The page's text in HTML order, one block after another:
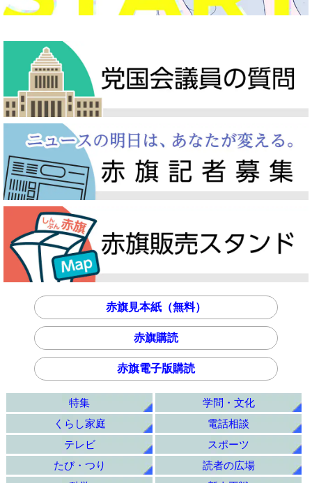
赤旗見本紙（無料）
赤旗購読
赤旗電子版購読
特集
学問・文化
くらし家庭
電話相談
テレビ
スポーツ
たび・つり
読者の広場